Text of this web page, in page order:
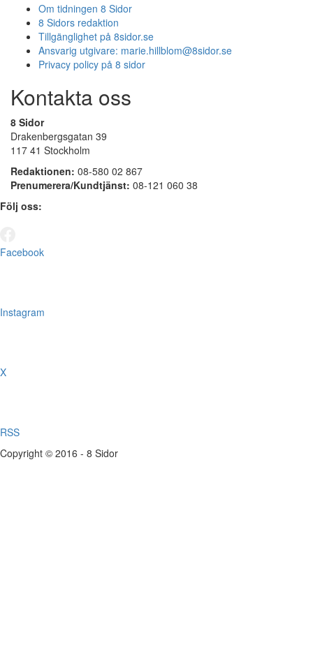
Om tidningen 8 Sidor
8 Sidors redaktion
Tillgänglighet på 8sidor.se
Ansvarig utgivare: marie.hillblom@8sidor.se
Privacy policy på 8 sidor
Kontakta oss
8 Sidor
Drakenbergsgatan 39
117 41 Stockholm
Redaktionen: 08-580 02 867
Prenumerera/Kundtjänst: 08-121 060 38
Följ oss:
Facebook
Instagram
X
RSS
Copyright © 2016 - 8 Sidor